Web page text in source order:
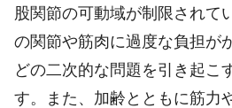
股関節の可動域が制限されて
の関節や筋肉に過度な負担が
どの二次的な問題を引き起こ
す。また、加齢とともに筋力